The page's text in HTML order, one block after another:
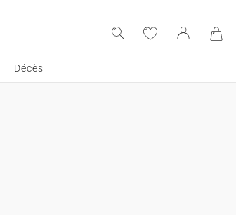
Décès